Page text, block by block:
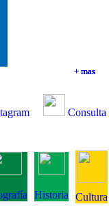
+ mas
+ mas
+ mas
+ mas
Consulta
Historia Cultura